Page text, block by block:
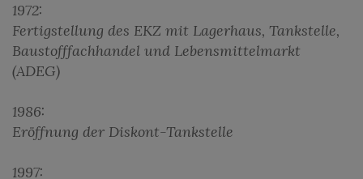
1972:
Fertigstellung des EKZ mit Lagerhaus, Tankstelle,
Baustofffachhandel und Lebensmittelmarkt
(ADEG)
1986:
Eröffnung der Diskont-Tankstelle
1997: